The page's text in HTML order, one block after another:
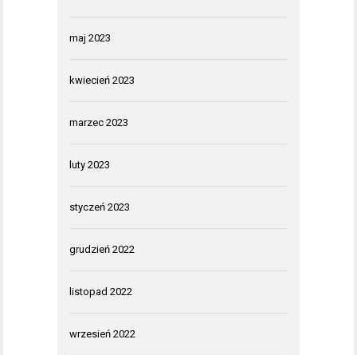
maj 2023
kwiecień 2023
marzec 2023
luty 2023
styczeń 2023
grudzień 2022
listopad 2022
wrzesień 2022